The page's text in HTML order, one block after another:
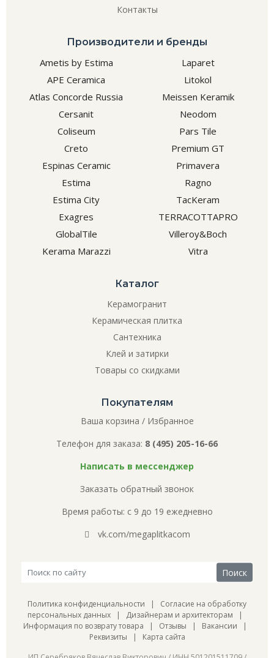
Контакты
Производители и бренды
Ametis by Estima
APE Ceramica
Atlas Concorde Russia
Cersanit
Coliseum
Creto
Espinas Ceramic
Estima
Estima City
Exagres
GlobalTile
Kerama Marazzi
Laparet
Litokol
Meissen Keramik
Neodom
Pars Tile
Premium GT
Primavera
Ragno
TacKeram
TERRACOTTAPRO
Villeroy&Boch
Vitra
Каталог
Керамогранит
Керамическая плитка
Сантехника
Клей и затирки
Товары со скидками
Покупателям
Ваша корзина / Избранное
Телефон для заказа: 8 (495) 205-16-66
Написать в мессенджер
Заказать обратный звонок
Время работы: с 9 до 19 ежедневно
vk.com/megaplitkacom
Политика конфиденциальности | Согласие на обработку
персональных данных | Дизайнерам и архитекторам |
Информация по возврату товара | Отзывы | Вакансии |
Реквизиты | Карта сайта